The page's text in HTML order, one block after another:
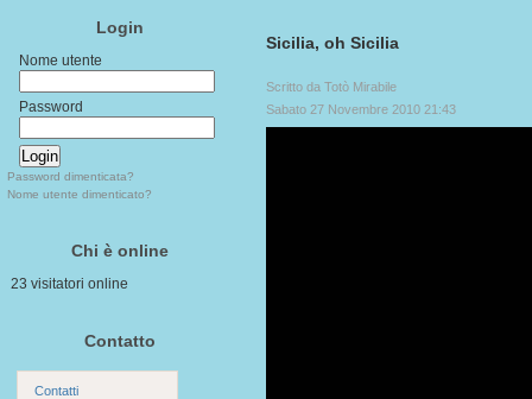
Login
Nome utente
Password
Password dimenticata?
Nome utente dimenticato?
Chi è online
23 visitatori online
Contatto
Contatti
Sicilia, oh Sicilia
Scritto da Totò Mirabile
Sabato 27 Novembre 2010 21:43